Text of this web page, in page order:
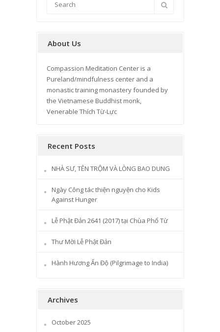
About Us
Compassion Meditation Center is a
Pureland/mindfulness center and a
monastic training monastery founded by
the Vietnamese Buddhist monk,
Venerable Thích Từ-Lực
Recent Posts
NHÀ SƯ, TÊN TRỘM VÀ LÒNG BAO DUNG
Ngày Công tác thiện nguyện cho Kids
Against Hunger
Lễ Phật Đản 2641 (2017) tại Chùa Phổ Từ
Thư Mời Lễ Phật Đản
Hành Hương Ấn Độ (Pilgrimage to India)
Archives
October 2025